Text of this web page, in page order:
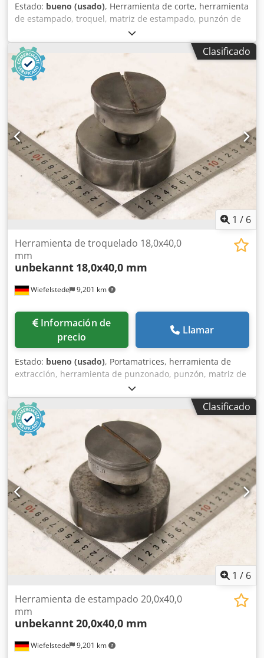
Estado: bueno (usado), Herramienta de corte, herramienta
de estampado, troquel, matriz de estampado, punzón de
estampado, soporte de matriz -Herramienta de
estampado: bloque intermedio Dcodpfx Ajzr Hbcolnek -
Taladro: Ø 100 mm / Ø 25 mm -Medidas: ver fotos -
Dimensiones: 205/180/A90 mm -Peso: 8,2 kg
Clasificado
1 / 6
Wiefelstede 9,201 km
Herramienta de troquelado 18,0x40,0
mm
unbekannt 18,0x40,0 mm
Información de
precio
Llamar
Estado: bueno (usado), Portamatrices, herramienta de
extracción, herramienta de punzonado, punzón, matriz de
punzonado, punzón de matriz, estampador, forma para
orificios alargados, juego de punzones y matrices para
orificios alargados. -Punzonador: juego de punzones y
matrices, forma para orificios alargados -Tamaño: 18,0 x
40,0 mm -Matriz: 18,7 x 40,7 mm Dodpfxezr Exgo Alneck -
Dimensiones de transporte: Ø 90 x 80 mm -Peso: 2,1 kg
Clasificado
1 / 6
Wiefelstede 9,201 km
Herramienta de estampado 20,0x40,0
mm
unbekannt20,0x40,0 mm